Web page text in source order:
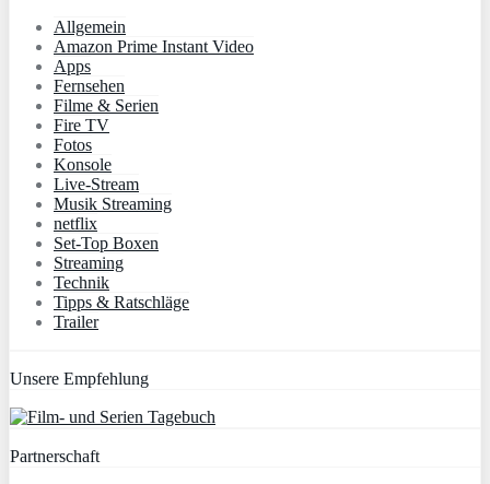
Allgemein
Amazon Prime Instant Video
Apps
Fernsehen
Filme & Serien
Fire TV
Fotos
Konsole
Live-Stream
Musik Streaming
netflix
Set-Top Boxen
Streaming
Technik
Tipps & Ratschläge
Trailer
Unsere Empfehlung
Partnerschaft